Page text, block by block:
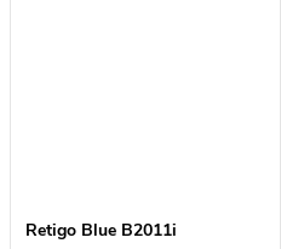
Retigo Blue B2011i